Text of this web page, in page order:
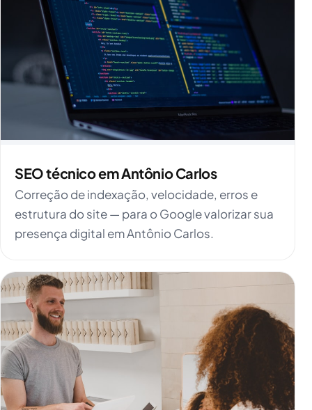
SEO técnico em Antônio Carlos
Correção de indexação, velocidade, erros e
estrutura do site — para o Google valorizar sua
presença digital em Antônio Carlos.